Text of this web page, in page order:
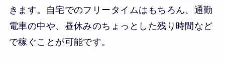
きます。自宅でのフリータイムはもちろん、通勤
電車の中や、昼休みのちょっとした残り時間など
で稼ぐことが可能です。